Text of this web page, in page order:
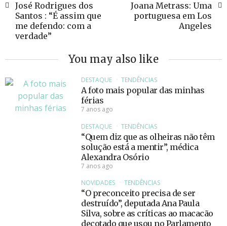
José Rodrigues dos
Santos : “É assim que
me defendo: com a
verdade”
Joana Metrass: Uma
portuguesa em Los
Angeles
You may also like
DESTAQUE TENDÊNCIAS
A foto mais popular das minhas
férias
7 anos ago
DESTAQUE
TENDÊNCIAS
“Quem diz que as olheiras não têm
solução está a mentir”, médica
Alexandra Osório
7 anos ago
NOVIDADES
TENDÊNCIAS
“O preconceito precisa de ser
destruído”, deputada Ana Paula
Silva, sobre as críticas ao macacão
decotado que usou no Parlamento